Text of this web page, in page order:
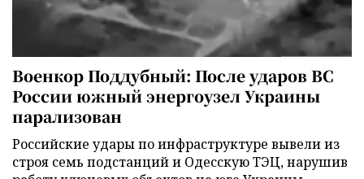
Военкор Поддубный: После ударов ВС
России южный энергоузел Украины
парализован
Российские удары по инфраструктуре вывели из
строя семь подстанций и Одесскую ТЭЦ, нарушив